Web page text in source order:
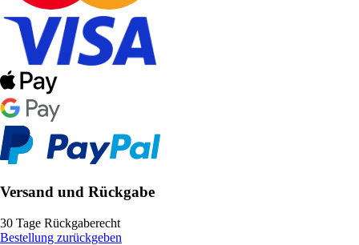
Versand und Rückgabe
30 Tage Rückgaberecht
Bestellung zurückgeben